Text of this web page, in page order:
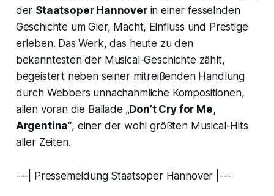
der Staatsoper Hannoverin einer fesselnden
Geschichte um Gier, Macht, Einfluss und Prestige
erleben. Das Werk, das heute zu den
bekanntesten der Musical-Geschichte zählt,
begeistert neben seiner mitreißenden Handlung
durch Webbers unnachahmliche Kompositionen,
allen voran die Ballade „Don’t Cry for Me,
Argentina“, einer der wohl größten Musical-Hits
aller Zeiten.
---| Pressemeldung Staatsoper Hannover |---